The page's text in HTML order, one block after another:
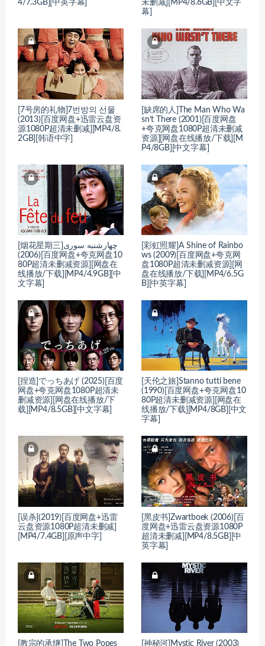
4/7.3GB][中英字幕]
未删减][MP4/8.6GB][中文字
幕]
[7号房的礼物]7번방의 선물
(2013)[百度网盘+迅雷云盘资
源1080P超清未删减][MP4/8.
2GB][韩语中字]
[缺席的人]The Man Who Wa
sn’t There (2001)[百度网盘
+夸克网盘1080P超清未删减
资源][网盘在线播放/下载][M
P4/8GB][中文字幕]
[烟花星期三]چهارشنبه ‌سوری‎
(2006)[百度网盘+夸克网盘10
80P超清未删减资源][网盘在
线播放/下载][MP4/4.9GB][中
文字幕]
[彩虹照耀]A Shine of Rainbo
ws (2009)[百度网盘+夸克网
盘1080P超清未删减资源][网
盘在线播放/下载][MP4/6.5G
B][中英字幕]
[捏造]でっちあげ (2025)[百度
网盘+夸克网盘1080P超清未
删减资源][网盘在线播放/下
载][MP4/8.5GB][中文字幕]
[天伦之旅]Stanno tutti bene
(1990)[百度网盘+夸克网盘10
80P超清未删减资源][网盘在
线播放/下载][MP4/8GB][中文
字幕]
[误杀](2019)[百度网盘+迅雷
云盘资源1080P超清未删减]
[MP4/7.4GB][原声中字]
[黑皮书]Zwartboek (2006)[百
度网盘+迅雷云盘资源1080P
超清未删减][MP4/8.5GB][中
英字幕]
[教宗的承继]The Two Popes [神秘河]Mystic River (2003)